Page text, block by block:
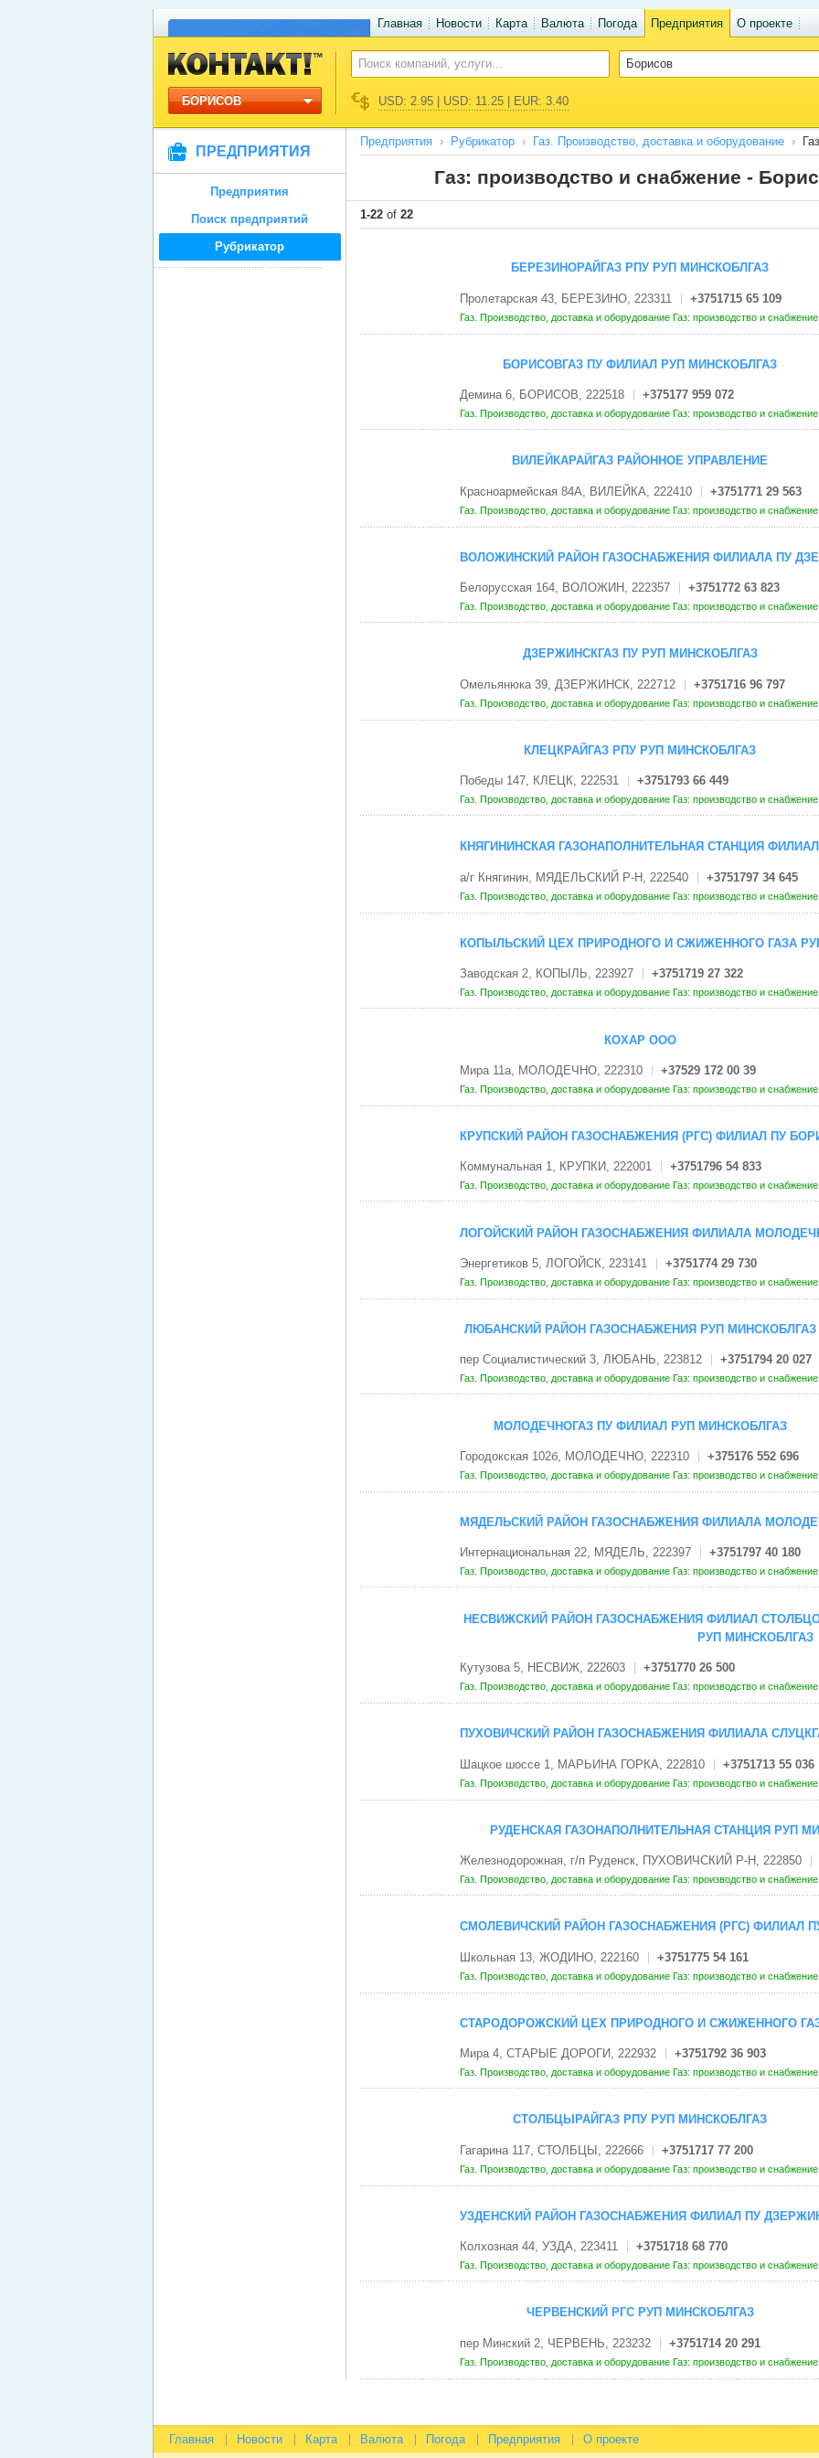
Главная Новости Карта Валюта Погода Предприятия О проекте
БОРИСОВ USD: 2.95 | USD: 11.25 | EUR: 3.40
ПРЕДПРИЯТИЯ
Предприятия
Поиск предприятий
Рубрикатор
Предприятия Рубрикатор Газ. Производство, доставка и оборудование
Газ: производство и снабжение -
1-22of 22
БЕРЕЗИНОРАЙГАЗ РПУ РУП МИНСКОБЛГАЗ
Пролетарская 43, БЕРЕЗИНО, 223311 +3751715 65 109
Газ. Производство, доставка и оборудование Газ: производство и снабжение
БОРИСОВГАЗ ПУ ФИЛИАЛ РУП МИНСКОБЛГАЗ
Демина 6, БОРИСОВ, 222518 +375177 959 072
Газ. Производство, доставка и оборудование Газ: производство и снабжение
ВИЛЕЙКАРАЙГАЗ РАЙОННОЕ УПРАВЛЕНИЕ
Красноармейская 84А, ВИЛЕЙКА, 222410 +3751771 29 563
Газ. Производство, доставка и оборудование Газ: производство и снабжение
ВОЛОЖИНСКИЙ РАЙОН ГАЗОСНАБЖЕНИЯ ФИЛИАЛА ПУ
Белорусская 164, ВОЛОЖИН, 222357 +3751772 63 823
Газ. Производство, доставка и оборудование Газ: производство и снабжение
ДЗЕРЖИНСКГАЗ ПУ РУП МИНСКОБЛГАЗ
Омельянюка 39, ДЗЕРЖИНСК, 222712 +3751716 96 797
Газ. Производство, доставка и оборудование Газ: производство и снабжение
КЛЕЦКРАЙГАЗ РПУ РУП МИНСКОБЛГАЗ
Победы 147, КЛЕЦК, 222531 +3751793 66 449
Газ. Производство, доставка и оборудование Газ: производство и снабжение
КНЯГИНИНСКАЯ ГАЗОНАПОЛНИТЕЛЬНАЯ СТАНЦИЯ
а/г Княгинин, МЯДЕЛЬСКИЙ Р-Н, 222540 +3751797 34 645
Газ. Производство, доставка и оборудование Газ: производство и снабжение
КОПЫЛЬСКИЙ ЦЕХ ПРИРОДНОГО И СЖИЖЕННОГО ГАЗА
Заводская 2, КОПЫЛЬ, 223927 +3751719 27 322
Газ. Производство, доставка и оборудование Газ: производство и снабжение
КОХАР ООО
Мира 11а, МОЛОДЕЧНО, 222310 +37529 172 00 39
Газ. Производство, доставка и оборудование Газ: производство и снабжение
КРУПСКИЙ РАЙОН ГАЗОСНАБЖЕНИЯ (РГС) ФИЛИАЛ ПУ
Коммунальная 1, КРУПКИ, 222001 +3751796 54 833
Газ. Производство, доставка и оборудование Газ: производство и снабжение
ЛОГОЙСКИЙ РАЙОН ГАЗОСНАБЖЕНИЯ ФИЛИАЛА
Энергетиков 5, ЛОГОЙСК, 223141 +3751774 29 730
Газ. Производство, доставка и оборудование Газ: производство и снабжение
ЛЮБАНСКИЙ РАЙОН ГАЗОСНАБЖЕНИЯ РУП МИНСКОБЛГАЗ
пер Социалистический 3, ЛЮБАНЬ, 223812 +3751794 20 027
Газ. Производство, доставка и оборудование Газ: производство и снабжение
МОЛОДЕЧНОГАЗ ПУ ФИЛИАЛ РУП МИНСКОБЛГАЗ
Городокская 102б, МОЛОДЕЧНО, 222310 +375176 552 696
Газ. Производство, доставка и оборудование Газ: производство и снабжение
МЯДЕЛЬСКИЙ РАЙОН ГАЗОСНАБЖЕНИЯ ФИЛИАЛА
Интернациональная 22, МЯДЕЛЬ, 222397 +3751797 40 180
Газ. Производство, доставка и оборудование Газ: производство и снабжение
НЕСВИЖСКИЙ РАЙОН ГАЗОСНАБЖЕНИЯ ФИЛИАЛ
РУП МИНСКОБЛГАЗ
Кутузова 5, НЕСВИЖ, 222603 +3751770 26 500
Газ. Производство, доставка и оборудование Газ: производство и снабжение
ПУХОВИЧСКИЙ РАЙОН ГАЗОСНАБЖЕНИЯ ФИЛИАЛА
Шацкое шоссе 1, МАРЬИНА ГОРКА, 222810 +3751713 55 036
Газ. Производство, доставка и оборудование Газ: производство и снабжение
РУДЕНСКАЯ ГАЗОНАПОЛНИТЕЛЬНАЯ СТАНЦИЯ РУП
Железнодорожная, г/п Руденск, ПУХОВИЧСКИЙ Р-Н, 222850
Газ. Производство, доставка и оборудование Газ: производство и снабжение
СМОЛЕВИЧСКИЙ РАЙОН ГАЗОСНАБЖЕНИЯ (РГС) ФИЛИАЛ
Школьная 13, ЖОДИНО, 222160 +3751775 54 161
Газ. Производство, доставка и оборудование Газ: производство и снабжение
СТАРОДОРОЖСКИЙ ЦЕХ ПРИРОДНОГО И СЖИЖЕННОГО
Мира 4, СТАРЫЕ ДОРОГИ, 222932 +3751792 36 903
Газ. Производство, доставка и оборудование Газ: производство и снабжение
СТОЛБЦЫРАЙГАЗ РПУ РУП МИНСКОБЛГАЗ
Гагарина 117, СТОЛБЦЫ, 222666 +3751717 77 200
Газ. Производство, доставка и оборудование Газ: производство и снабжение
УЗДЕНСКИЙ РАЙОН ГАЗОСНАБЖЕНИЯ ФИЛИАЛ ПУ
Колхозная 44, УЗДА, 223411 +3751718 68 770
Газ. Производство, доставка и оборудование Газ: производство и снабжение
ЧЕРВЕНСКИЙ РГС РУП МИНСКОБЛГАЗ
пер Минский 2, ЧЕРВЕНЬ, 223232 +3751714 20 291
Газ. Производство, доставка и оборудование Газ: производство и снабжение
Главная Новости Карта Валюта Погода Предприятия О проекте